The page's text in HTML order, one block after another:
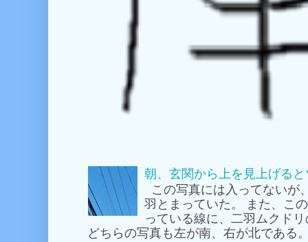
朝、玄関から上を見上げる
この写真には入ってないが
羽とまっていた。 また、こ
っている線に、二羽ムクド
どちらの写真も左が南、右が北である